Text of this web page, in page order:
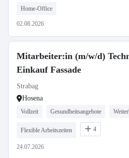
Home-Office
02.08.2026
Mitarbeiter:in (m/w/d)
Einkauf Fassade
Strabag
Hosena
Vollzeit Gesundheitsangebote
Flexible Arbeitszeiten 4
24.07.2026